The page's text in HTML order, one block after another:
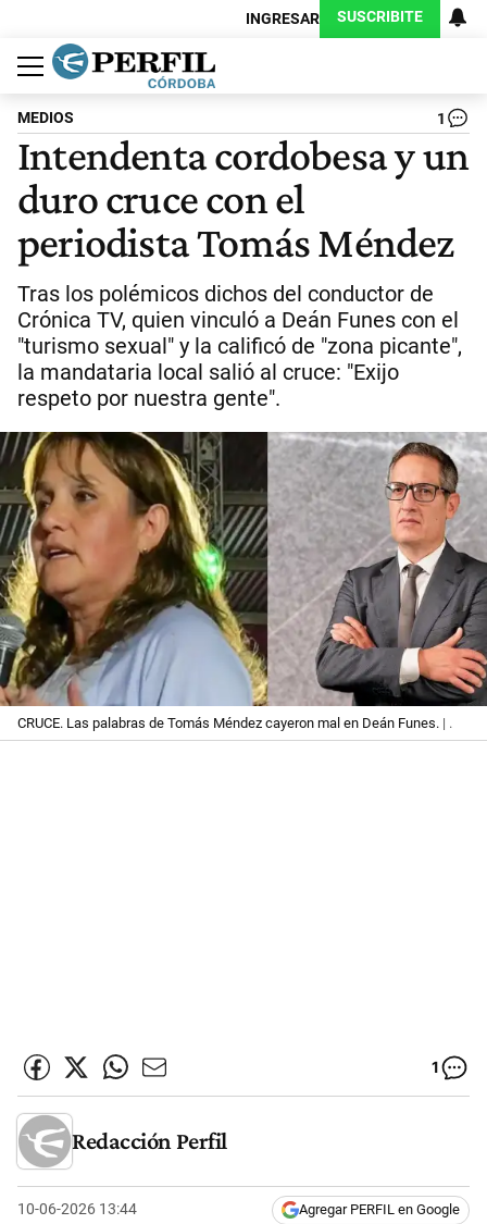
INGRESAR SUSCRIBITE
Política
Economía
Judiciales
Sociedad
Cultura
Espectáculos
Deportes
Protagonistas
MEDIOS 1
Intendenta cordobesa y un
duro cruce con el
periodista Tomás Méndez
Tras los polémicos dichos del conductor de
Crónica TV, quien vinculó a Deán Funes con el
"turismo sexual" y la calificó de "zona picante",
la mandataria local salió al cruce: "Exijo
respeto por nuestra gente".
CRUCE. Las palabras de Tomás Méndez cayeron mal en Deán Funes. | .
1
Redacción Perfil
10-06-2026 13:44 Agregar PERFIL en Google